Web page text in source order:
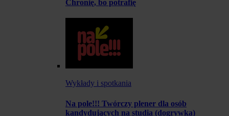
Chronię, bo potrafię
Wykłady i spotkania
Na pole!!! Twórczy plener dla osób
kandydujących na studia (dogrywka)